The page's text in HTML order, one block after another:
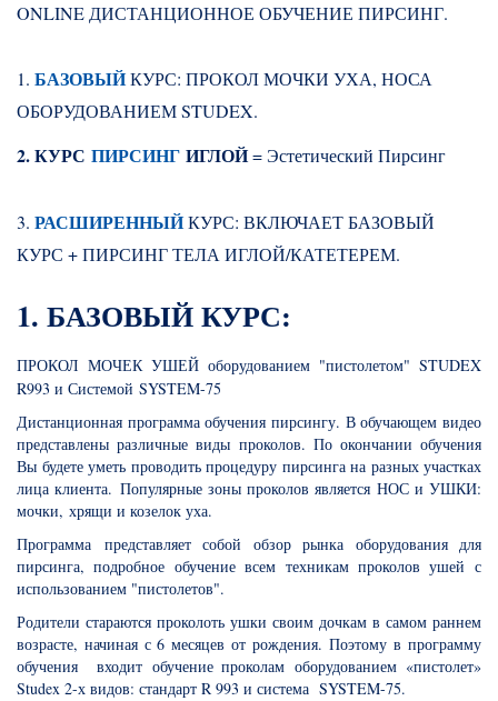
ONLINE ДИСТАНЦИОННОЕ ОБУЧЕНИЕ ПИРСИНГ.
1. БАЗОВЫЙКУРС: ПРОКОЛ МОЧКИ УХА, НОСА
ОБОРУДОВАНИЕМ STUDEX.
2. КУРС ПИРСИНГ ИГЛОЙ= Эстетический Пирсинг
3. РАСШИРЕННЫЙКУРС: ВКЛЮЧАЕТ БАЗОВЫЙ
КУРС + ПИРСИНГ ТЕЛА ИГЛОЙ/КАТЕТЕРЕМ.
1. БАЗОВЫЙ КУРС:
ПРОКОЛ МОЧЕК УШЕЙ оборудованием "пистолетом" STUDEX
R993 и Системой SYSTEM-75
Дистанционная программа обучения пирсингу. В обучающем видео
представлены различные виды проколов. По окончании обучения
Вы будете уметь проводить процедуру пирсинга на разных участках
лица клиента. Популярные зоны проколов является НОС и УШКИ:
мочки, хрящи и козелок уха.
Программа представляет собой обзор рынка оборудования для
пирсинга, подробное обучение всем техникам проколов ушей с
использованием "пистолетов".
Родители стараются проколоть ушки своим дочкам в самом раннем
возрасте, начиная с 6 месяцев от рождения.Поэтому в программу
обучения входит обучение проколам оборудованием «пистолет»
Studex 2-х видов: стандарт R 993 и система SYSTEM-75.